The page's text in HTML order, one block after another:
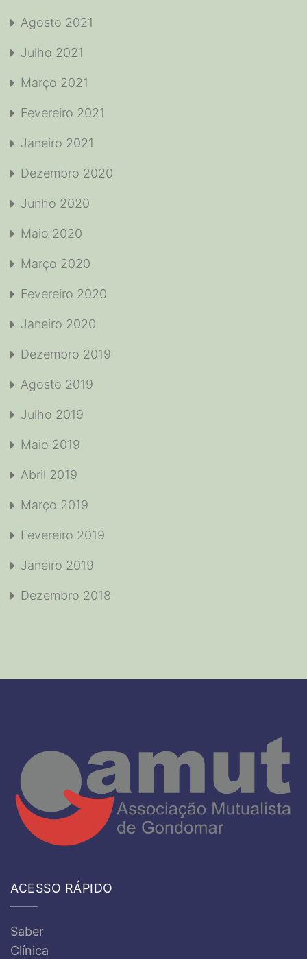
Agosto 2021
Julho 2021
Março 2021
Fevereiro 2021
Janeiro 2021
Dezembro 2020
Junho 2020
Maio 2020
Março 2020
Fevereiro 2020
Janeiro 2020
Dezembro 2019
Agosto 2019
Julho 2019
Maio 2019
Abril 2019
Março 2019
Fevereiro 2019
Janeiro 2019
Dezembro 2018
ACESSO RÁPIDO
Saber
Clínica